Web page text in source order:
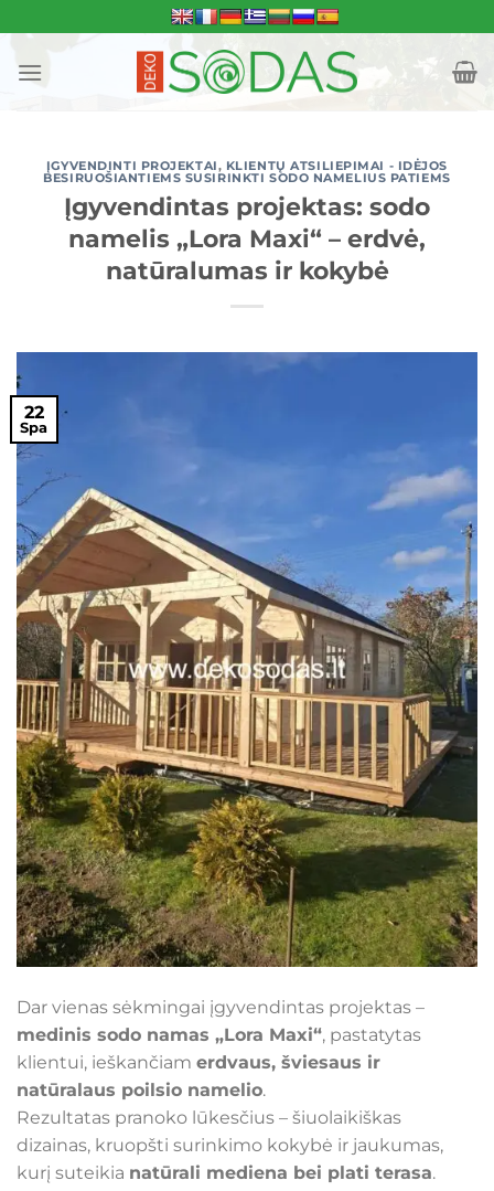
to
content
ĮGYVENDINTI PROJEKTAI, KLIENTŲ ATSILIEPIMAI - IDĖJOS
BESIRUOŠIANTIEMS SUSIRINKTI SODO NAMELIUS PATIEMS
Įgyvendintas projektas: sodo
namelis „Lora Maxi“ – erdvė,
natūralumas ir kokybė
22
Spa
Dar vienas sėkmingai įgyvendintas projektas –
medinis sodo namas „Lora Maxi“, pastatytas
klientui, ieškančiam erdvaus, šviesaus ir
natūralaus poilsio namelio.
Rezultatas pranoko lūkesčius – šiuolaikiškas
dizainas, kruopšti surinkimo kokybė ir jaukumas,
kurį suteikia natūrali mediena bei plati terasa.